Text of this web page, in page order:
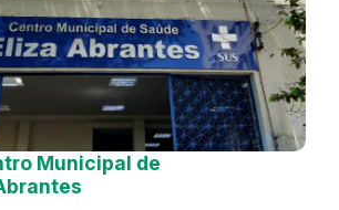
Municipal de